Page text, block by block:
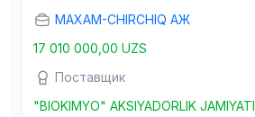
MAXAM-CHIRCHIQ АЖ
17 010 000,00 UZS
Поставщик
"BIOKIMYO" AKSIYADORLIK JAMIYATI